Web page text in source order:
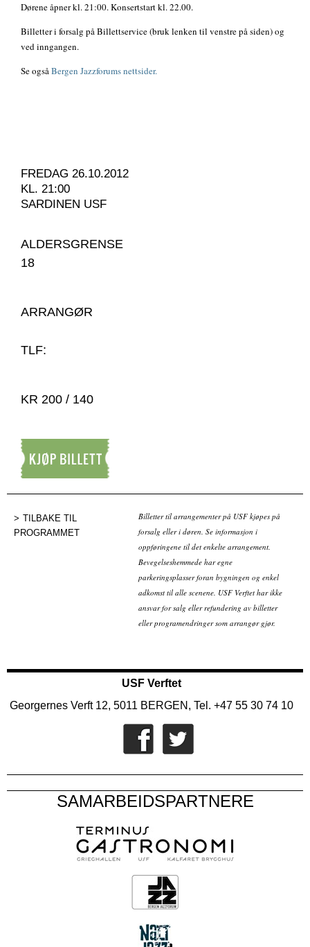
Dørene åpner kl. 21:00. Konsertstart kl. 22.00.
Billetter i forsalg på Billettservice (bruk lenken til venstre på siden) og
ved inngangen.
Se ogsåBergen Jazzforums nettsider.
FREDAG 26.10.2012
KL. 21:00
SARDINEN USF
ALDERSGRENSE
18
ARRANGØR
TLF:
KR 200 / 140
TILBAKE TIL
PROGRAMMET
Billetter til arrangementer på USF kjøpes på
forsalg eller i døren. Se informasjon i
oppføringene til det enkelte arrangement.
Bevegelseshemmede har egne
parkeringsplasser foran bygningen og enkel
adkomst til alle scenene. USF Verftet har ikke
ansvar for salg eller refundering av billetter
eller programendringer som arrangør gjør.
USF Verftet
Georgernes Verft 12, 5011 BERGEN, Tel. +47 55 30 74 10
SAMARBEIDSPARTNERE